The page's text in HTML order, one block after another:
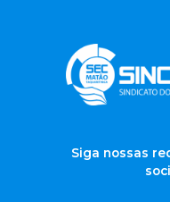
Siga nossas